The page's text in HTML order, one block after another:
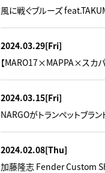
風に戦ぐブルーズ
2024.03.29[Fri]
【MARO17×MAPPA×スカパ
2024.03.15[Fri]
NARGOがトランペットブラ
2024.02.08[Thu]
加藤隆志 Fender Custom